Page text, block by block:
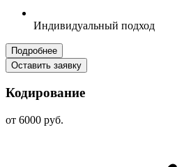
Индивидуальный подход
Подробнее
Оставить заявку
Кодирование
от 6000 руб.